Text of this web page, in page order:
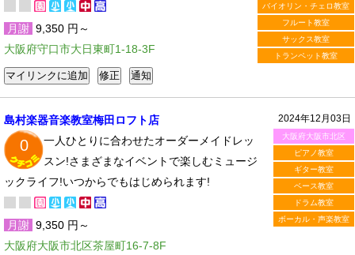
バイオリン・チェロ教室
フルート教室
サックス教室
トランペット教室
月謝 9,350 円～
大阪府守口市大日東町1-18-3F
2024年12月03日
大阪府大阪市北区
ピアノ教室
ギター教室
ベース教室
ドラム教室
ボーカル・声楽教室
島村楽器音楽教室梅田ロフト店
0
一人ひとりに合わせたオーダーメイドレッ
スン!さまざまなイベントで楽しむミュージ
ックライフ!いつからでもはじめられます!
月謝 9,350 円～
大阪府大阪市北区茶屋町16-7-8F